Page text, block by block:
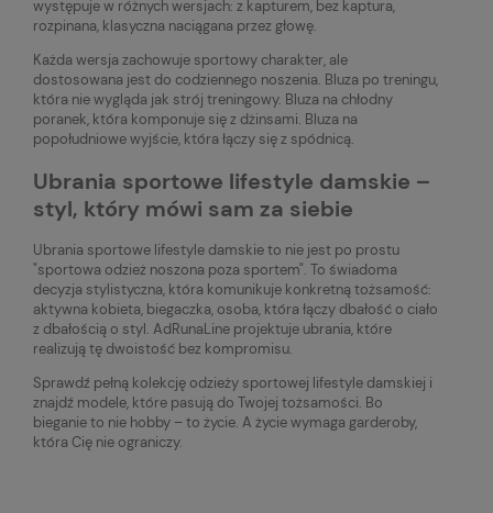
występuje w różnych wersjach: z kapturem, bez kaptura,
rozpinana, klasyczna naciągana przez głowę.
Każda wersja zachowuje sportowy charakter, ale
dostosowana jest do codziennego noszenia. Bluza po treningu,
która nie wygląda jak strój treningowy. Bluza na chłodny
poranek, która komponuje się z dżinsami. Bluza na
popołudniowe wyjście, która łączy się z spódnicą.
Ubrania sportowe lifestyle damskie –
styl, który mówi sam za siebie
Ubrania sportowe lifestyle damskie to nie jest po prostu
"sportowa odzież noszona poza sportem". To świadoma
decyzja stylistyczna, która komunikuje konkretną tożsamość:
aktywna kobieta, biegaczka, osoba, która łączy dbałość o ciało
z dbałością o styl. AdRunaLine projektuje ubrania, które
realizują tę dwoistość bez kompromisu.
Sprawdź pełną kolekcję odzieży sportowej lifestyle damskiej i
znajdź modele, które pasują do Twojej tożsamości. Bo
bieganie to nie hobby – to życie. A życie wymaga garderoby,
która Cię nie ograniczy.